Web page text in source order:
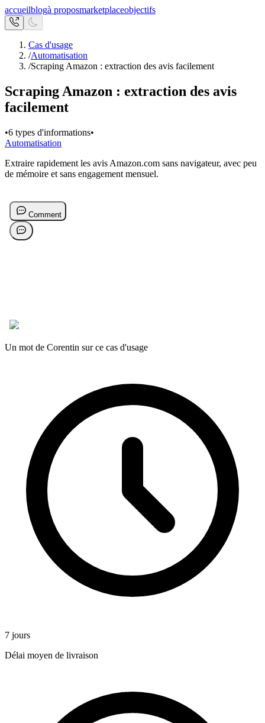
accueilblogà proposmarketplaceobjectifs
Cas d'usage
/Automatisation
/Scraping Amazon : extraction des avis facilement
Scraping Amazon : extraction des avis
facilement
•6 types d'informations•
Automatisation
Extraire rapidement les avis Amazon.com sans navigateur, avec peu
de mémoire et sans engagement mensuel.
Un mot de Corentin sur ce cas d'usage
7 jours
Délai moyen de livraison